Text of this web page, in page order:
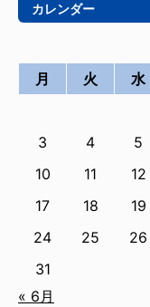
カレンダー
月
火 水
3
4 5
10
11 12
17
18 19
24
25 26
31
« 6月